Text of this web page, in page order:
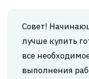
Совет!
лучше купить
все
выполнения